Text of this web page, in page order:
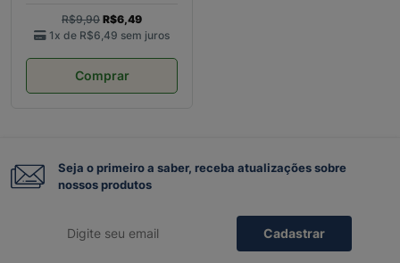
R$9,90 R$6,49
1x de R$6,49 sem juros
Comprar
Seja o primeiro a saber, receba atualizações sobre
nossos produtos
Cadastrar